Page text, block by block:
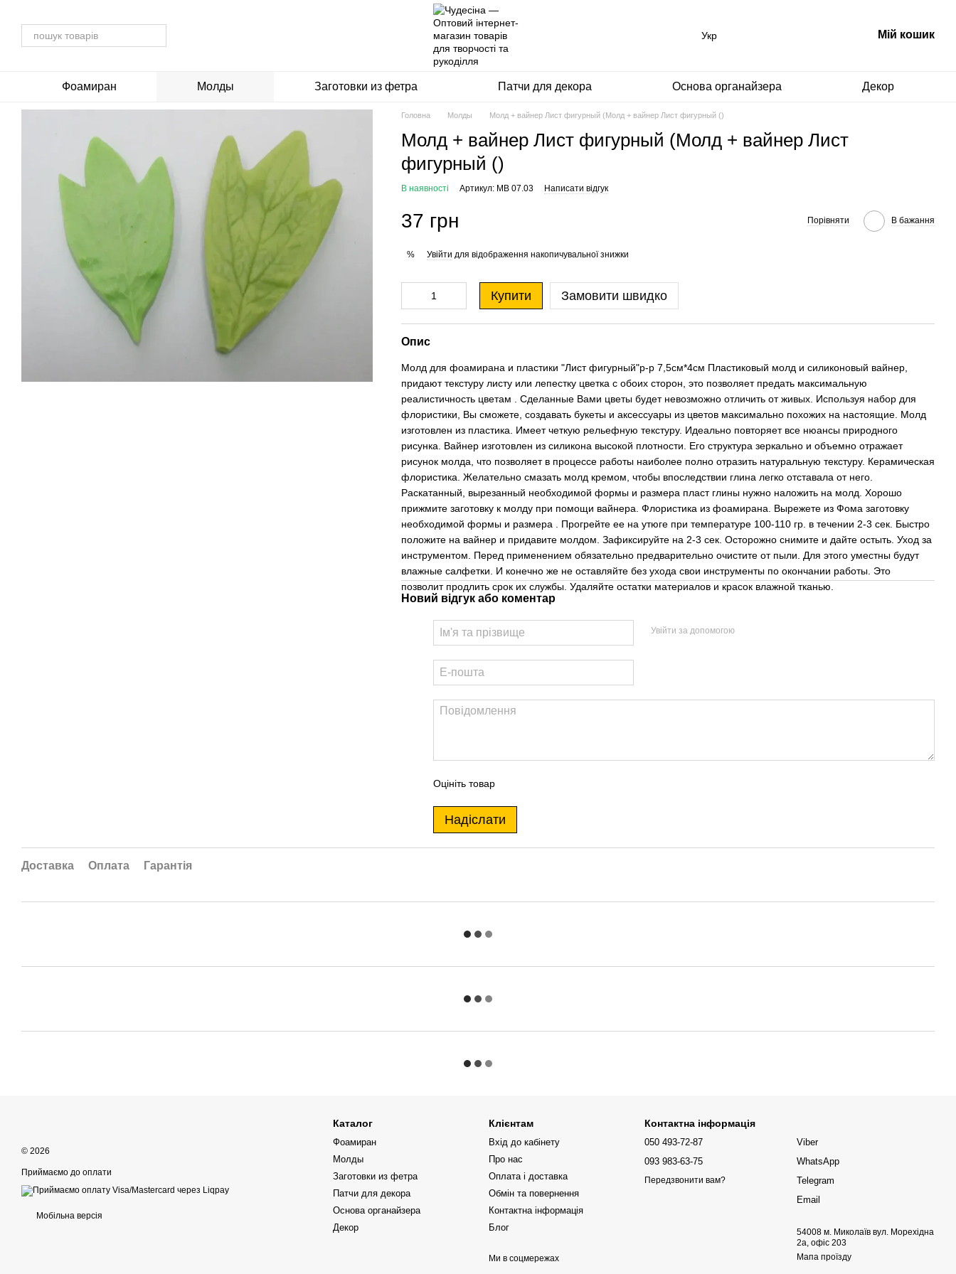
Укр Мій кошик
Фоамиран Молды Заготовки из фетра Патчи для декора Основа органайзера Декор
Головна Молды Молд + вайнер Лист фигурный (Молд + вайнер Лист фигурный ()
Молд + вайнер Лист фигурный (Молд + вайнер Лист
фигурный ()
В наявності Артикул: МВ 07.03 Написати відгук
37 грн Порівняти В бажання
% Увійти для відображення накопичувальної знижки
Купити Замовити швидко
Опис
Молд для фоамирана и пластики "Лист фигурный"р-р 7,5см*4см Пластиковый молд и силиконовый вайнер,
придают текстуру листу или лепестку цветка с обоих сторон, это позволяет предать максимальную
реалистичность цветам . Сделанные Вами цветы будет невозможно отличить от живых. Используя набор для
флористики, Вы сможете, создавать букеты и аксессуары из цветов максимально похожих на настоящие. Молд
изготовлен из пластика. Имеет четкую рельефную текстуру. Идеально повторяет все нюансы природного
рисунка. Вайнер изготовлен из силикона высокой плотности. Его структура зеркально и объемно отражает
рисунок молда, что позволяет в процессе работы наиболее полно отразить натуральную текстуру. Керамическая
флористика. Желательно смазать молд кремом, чтобы впоследствии глина легко отставала от него.
Раскатанный, вырезанный необходимой формы и размера пласт глины нужно наложить на молд. Хорошо
прижмите заготовку к молду при помощи вайнера. Флористика из фоамирана. Вырежете из Фома заготовку
необходимой формы и размера . Прогрейте ее на утюге при температуре 100-110 гр. в течении 2-3 сек. Быстро
положите на вайнер и придавите молдом. Зафиксируйте на 2-3 сек. Осторожно снимите и дайте остыть. Уход за
инструментом. Перед применением обязательно предварительно очистите от пыли. Для этого уместны будут
влажные салфетки. И конечно же не оставляйте без ухода свои инструменты по окончании работы. Это
позволит продлить срок их службы. Удаляйте остатки материалов и красок влажной тканью.
Новий відгук або коментар
Увійти за допомогою
Оцініть товар
Надіслати
Доставка Оплата Гарантія
© 2026
Приймаємо до оплати
Мобільна версія
Каталог
Фоамиран
Молды
Заготовки из фетра
Патчи для декора
Основа органайзера
Декор
Клієнтам
Вхід до кабінету
Про нас
Оплата і доставка
Обмін та повернення
Контактна інформація
Блог
Ми в соцмережах
Контактна інформація
050 493-72-87
093 983-63-75
Передзвонити вам?
Viber
WhatsApp
Telegram
Email
54008 м. Миколаїв вул. Морехідна
2а, офіс 203
Мапа проїзду